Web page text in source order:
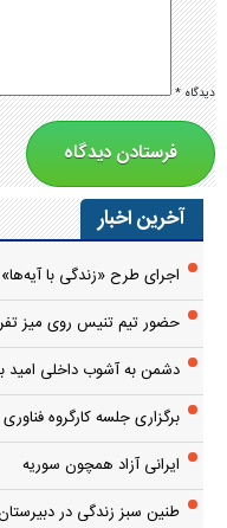
دیدگاه*
آخرین اخبار
اجرای طرح «زندگی با
حضور تیم تنیس روی میز
دشمن به آشوب داخلی امید
برگزاری جلسه کارگروه
ایرانی آزاد همچون سوریه
طنین سبز زندگی در